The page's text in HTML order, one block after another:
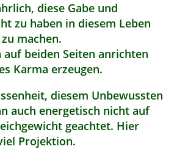
diese Gabe und
zu haben in diesem Leben
machen.
auf beiden Seiten anrichten
Karma erzeugen.
diesem Unbewussten
auch energetisch nicht auf
geachtet. Hier
Projektion.